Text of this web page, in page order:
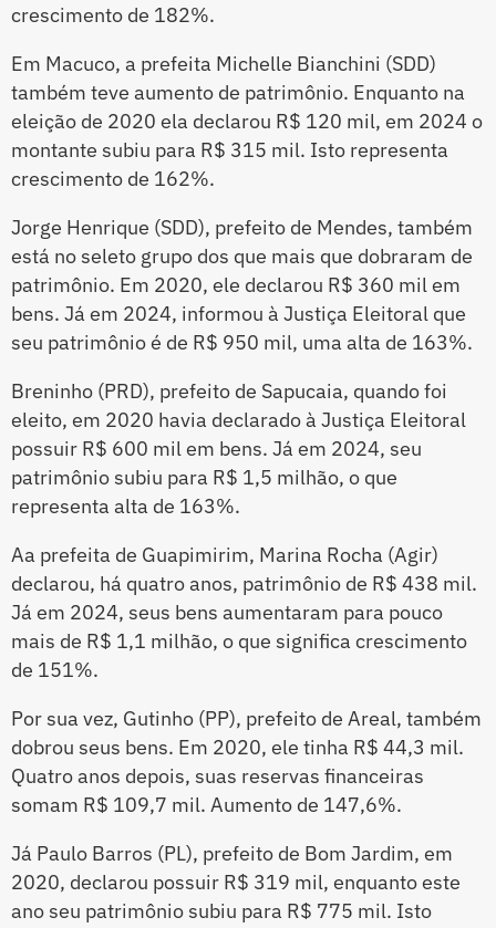
crescimento de 182%.
Em Macuco, a prefeita Michelle Bianchini (SDD)
também teve aumento de patrimônio. Enquanto na
eleição de 2020 ela declarou R$ 120 mil, em 2024 o
montante subiu para R$ 315 mil. Isto representa
crescimento de 162%.
Jorge Henrique (SDD), prefeito de Mendes, também
está no seleto grupo dos que mais que dobraram de
patrimônio. Em 2020, ele declarou R$ 360 mil em
bens. Já em 2024, informou à Justiça Eleitoral que
seu patrimônio é de R$ 950 mil, uma alta de 163%.
Breninho (PRD), prefeito de Sapucaia, quando foi
eleito, em 2020 havia declarado à Justiça Eleitoral
possuir R$ 600 mil em bens. Já em 2024, seu
patrimônio subiu para R$ 1,5 milhão, o que
representa alta de 163%.
Aa prefeita de Guapimirim, Marina Rocha (Agir)
declarou, há quatro anos, patrimônio de R$ 438 mil.
Já em 2024, seus bens aumentaram para pouco
mais de R$ 1,1 milhão, o que significa crescimento
de 151%.
Por sua vez, Gutinho (PP), prefeito de Areal, também
dobrou seus bens. Em 2020, ele tinha R$ 44,3 mil.
Quatro anos depois, suas reservas financeiras
somam R$ 109,7 mil. Aumento de 147,6%.
Já Paulo Barros (PL), prefeito de Bom Jardim, em
2020, declarou possuir R$ 319 mil, enquanto este
ano seu patrimônio subiu para R$ 775 mil. Isto